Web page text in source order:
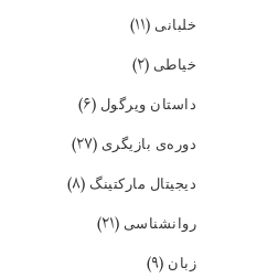
خلبانی (۱۱)
خیاطی (۲)
داستان ویرگول (۶)
دوره‌ی بازیگری (۲۷)
دیجیتال مارکتینگ (۸)
روانشناسی (۲۱)
زبان (۹)